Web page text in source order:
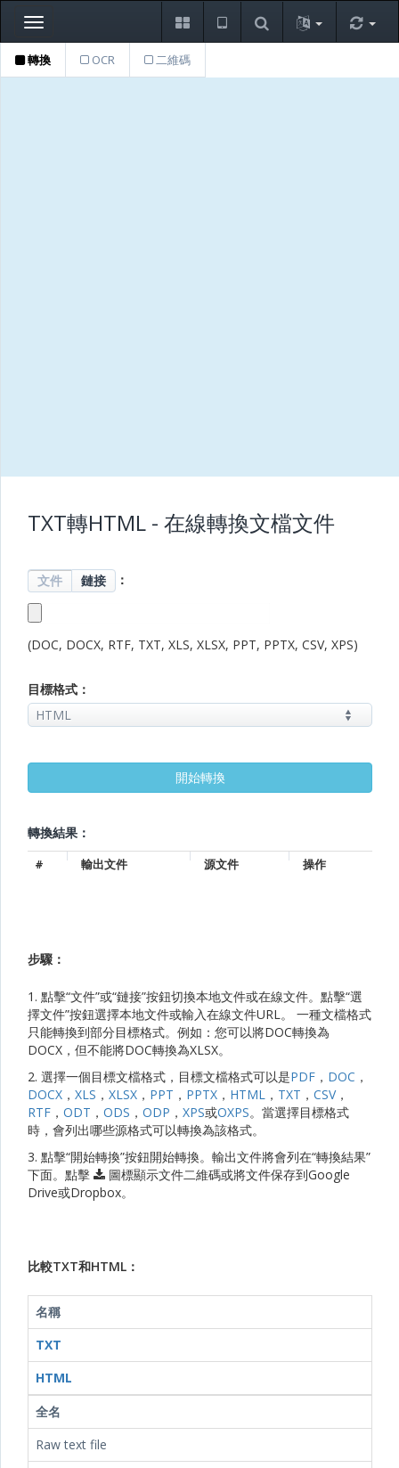
Toggle
navigation
轉換 OCR 二維碼
TXT轉HTML - 在線轉換文檔文件
文件 鏈接 ：
(DOC, DOCX, RTF, TXT, XLS, XLSX, PPT, PPTX, CSV, XPS)
目標格式：
轉換結果：
# 輸出文件 源文件 操作
步驟：
1. 點擊“文件”或“鏈接”按鈕切換本地文件或在線文件。點擊“選
擇文件”按鈕選擇本地文件或輸入在線文件URL。 一種文檔格式
只能轉換到部分目標格式。例如：您可以將DOC轉換為
DOCX，但不能將DOC轉換為XLSX。
2. 選擇一個目標文檔格式，目標文檔格式可以是PDF ， DOC ，
DOCX ， XLS ， XLSX ， PPT ， PPTX ， HTML ， TXT ， CSV，
RTF ， ODT ， ODS ， ODP ， XPS或OXPS。當選擇目標格式
時，會列出哪些源格式可以轉換為該格式。
3. 點擊“開始轉換”按鈕開始轉換。輸出文件將會列在“轉換結果”
下面。點擊
圖標顯示文件二維碼或將文件保存到Google
Drive或Dropbox。
比較TXT和HTML：
名稱
TXT
HTML
全名
Raw text file